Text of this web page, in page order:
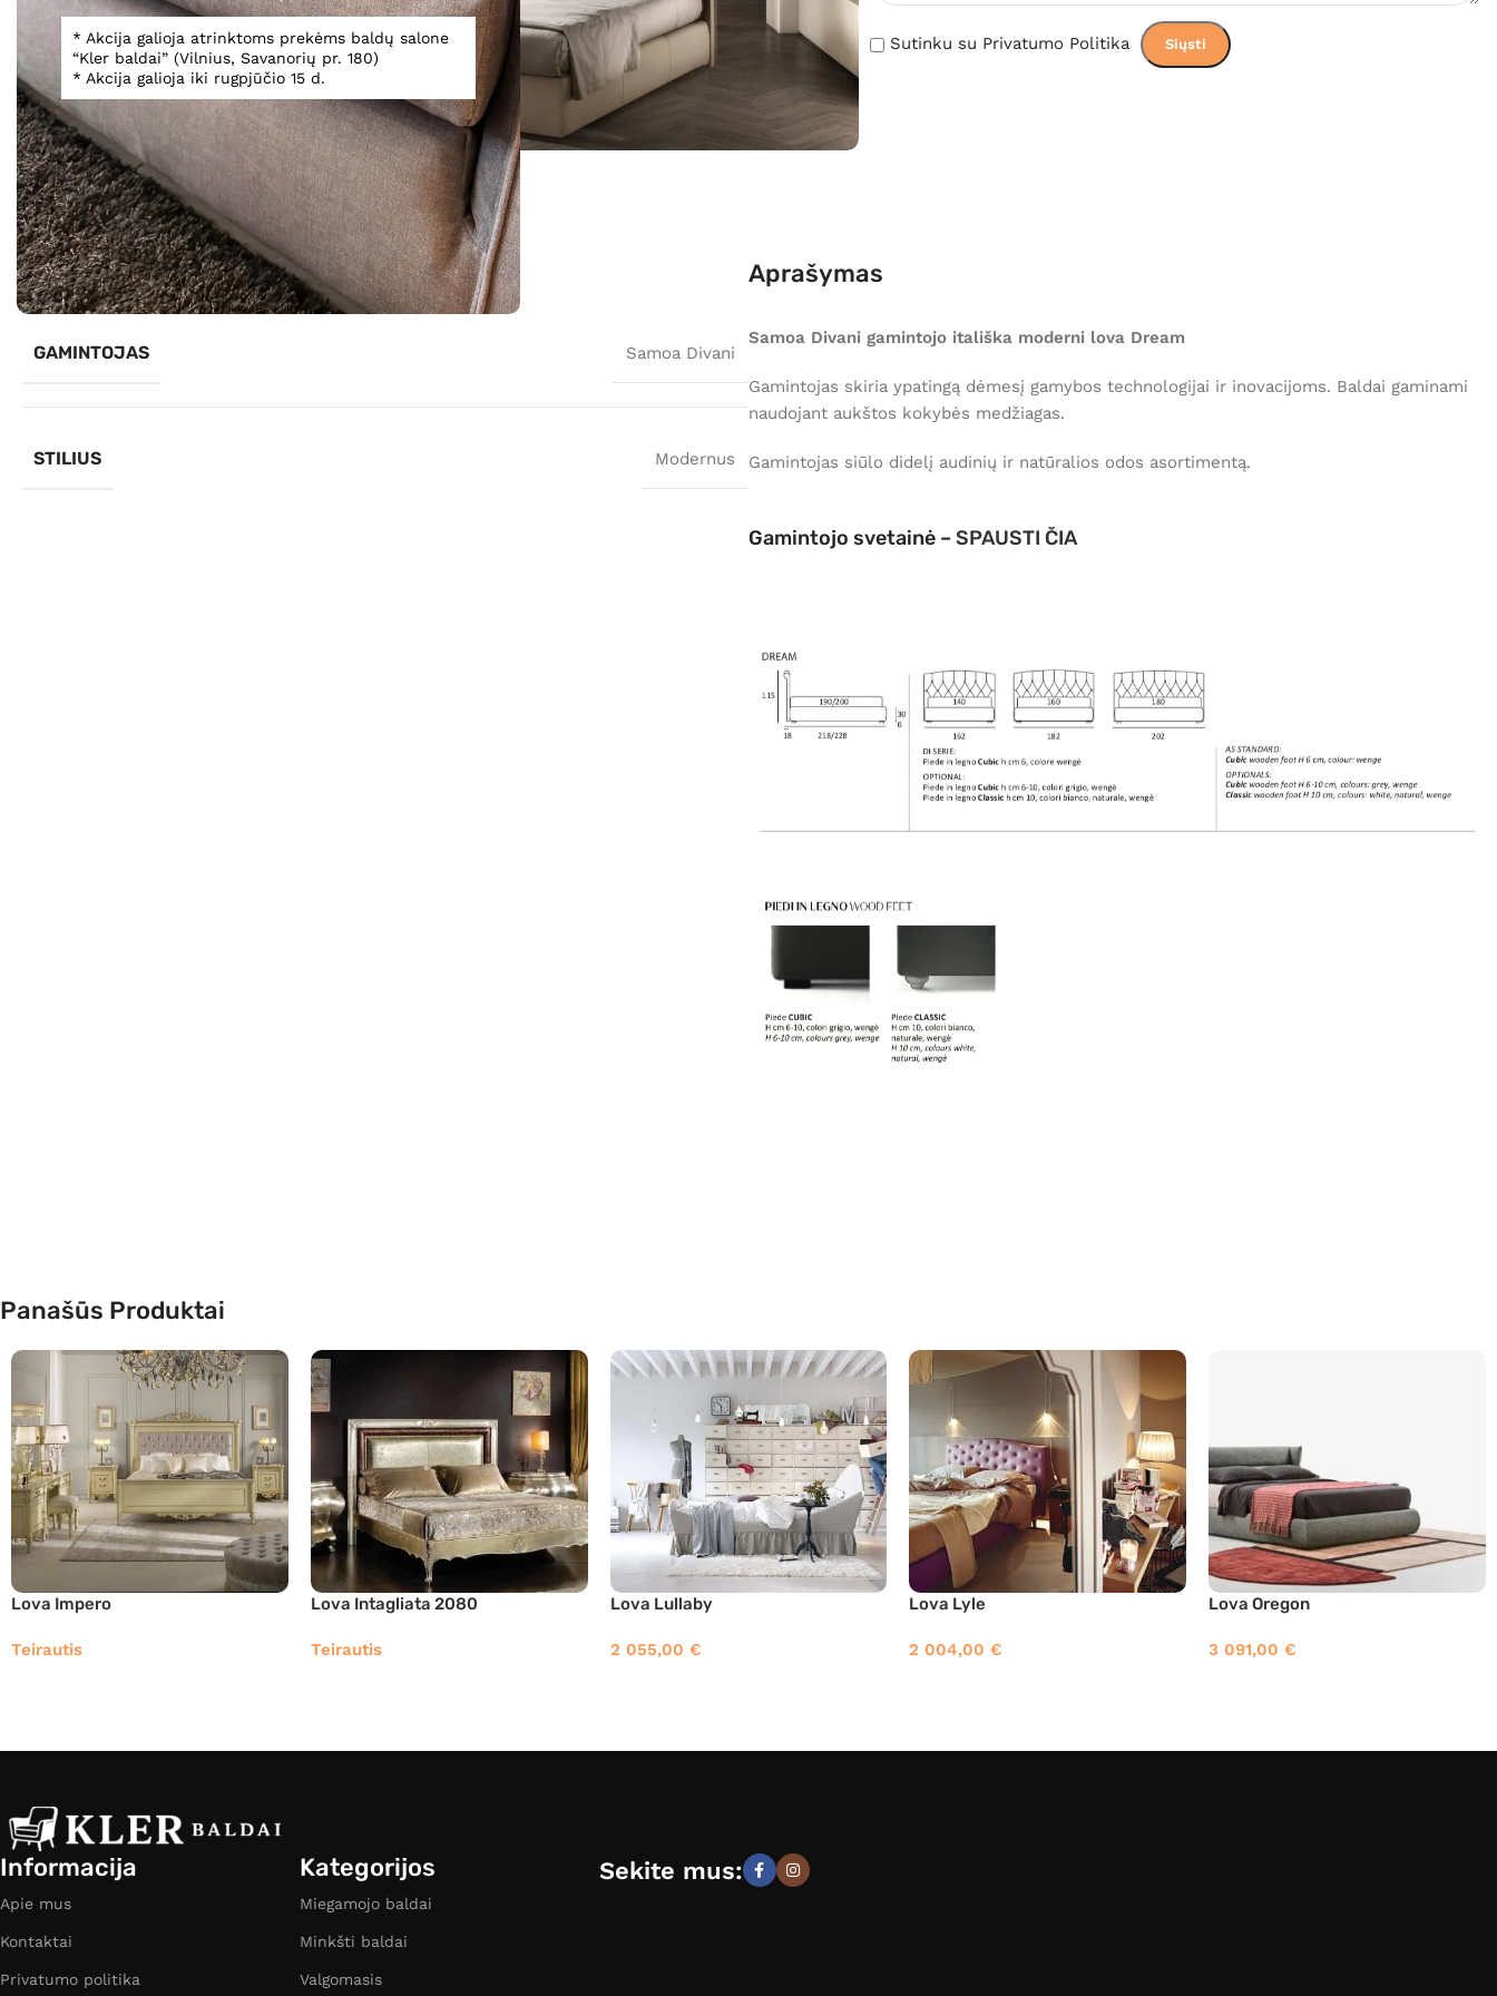
* Akcija galioja atrinktoms prekėms baldų salone
“Kler baldai” (Vilnius, Savanorių pr. 180)
* Akcija galioja iki rugpjūčio 15 d.
Spustelėkite, norėdami padidinti
Sutinku su Privatumo Politika
Informacija
GAMINTOJAS Samoa Divani
STILIUS Modernus
Aprašymas
Samoa Divani gamintojo itališka moderni lova Dream
Gamintojas skiria ypatingą dėmesį gamybos technologijai ir inovacijoms. Baldai gaminami
naudojant aukštos kokybės medžiagas.
Gamintojas siūlo didelį audinių ir natūralios odos asortimentą.
Gamintojo svetainė –SPAUSTI ČIA
Panašūs Produktai
Lova Impero
Teirautis
Lova Intagliata 2080
Teirautis
Lova Lullaby
2 055,00 €
Lova Lyle
2 004,00€
Lova Oregon
3 091,00€
Informacija
Apie mus
Kontaktai
Privatumo politika
Kategorijos
Miegamojo baldai
Minkšti baldai
Valgomasis
Sekite mus: